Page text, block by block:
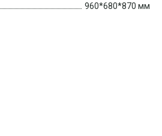
960*680*870 мм